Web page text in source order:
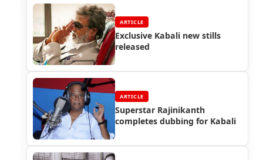
ARTICLE
Exclusive Kabali new stills
released
ARTICLE
Superstar Rajinikanth
completes dubbing for Kabali